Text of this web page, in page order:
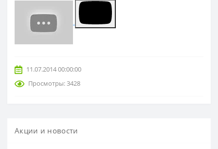
11.07.2014 00:00:00
Просмотры: 3428
Акции и новости